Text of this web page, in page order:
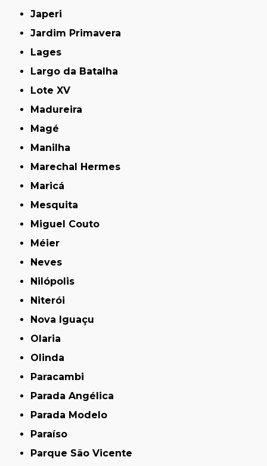
Japeri
Jardim Primavera
Lages
Largo da Batalha
Lote XV
Madureira
Magé
Manilha
Marechal Hermes
Maricá
Mesquita
Miguel Couto
Méier
Neves
Nilópolis
Niterói
Nova Iguaçu
Olaria
Olinda
Paracambi
Parada Angélica
Parada Modelo
Paraíso
Parque São Vicente